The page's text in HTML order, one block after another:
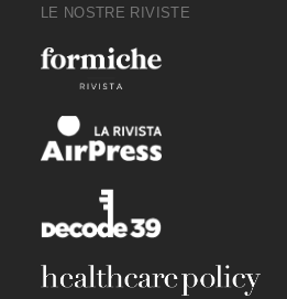
LE NOSTRE RIVISTE